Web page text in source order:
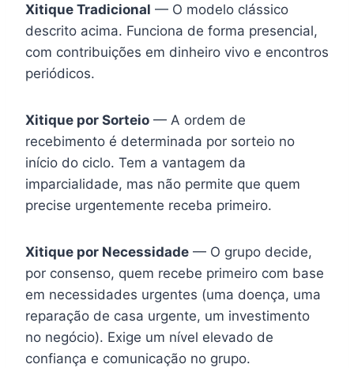
Xitique Tradicional — O modelo clássico
descrito acima. Funciona de forma presencial,
com contribuições em dinheiro vivo e encontros
periódicos.
Xitique por Sorteio — A ordem de
recebimento é determinada por sorteio no
início do ciclo. Tem a vantagem da
imparcialidade, mas não permite que quem
precise urgentemente receba primeiro.
Xitique por Necessidade — O grupo decide,
por consenso, quem recebe primeiro com base
em necessidades urgentes (uma doença, uma
reparação de casa urgente, um investimento
no negócio). Exige um nível elevado de
confiança e comunicação no grupo.